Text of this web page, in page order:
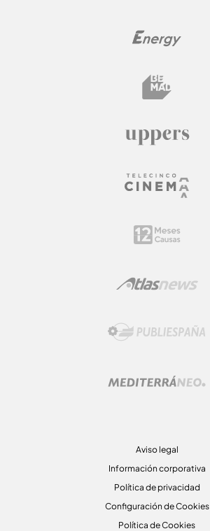
Aviso legal
Información corporativa
Política de privacidad
Configuración de Cookies
Política de Cookies